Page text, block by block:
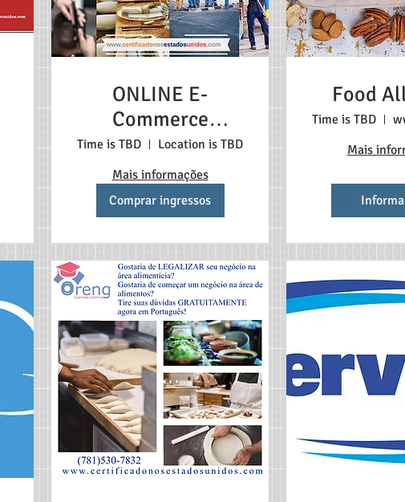
ONLINE E-
Commerce
Serviços
Português
Time is TBD
Location is TBD
Mais informações
Comprar ingressos
Food
Time is TBD
Mais